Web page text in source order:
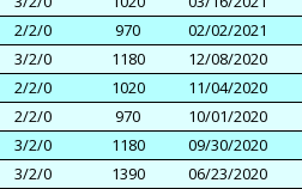
2/2/0 970
02/02/2021
3/2/0 1180
12/08/2020
2/2/0 1020
11/04/2020
2/2/0 970
10/01/2020
3/2/0 1180
09/30/2020
3/2/0 1390
06/23/2020